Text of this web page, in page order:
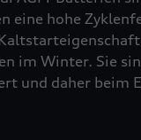
eine hohe
im Winter. Sie
und daher beim